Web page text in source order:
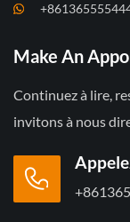
Make An
Continuez à lire,
invitons à nous